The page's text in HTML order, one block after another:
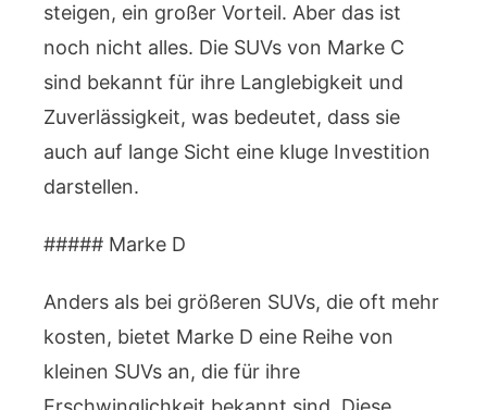
steigen, ein großer Vorteil. Aber das ist
noch nicht alles. Die SUVs von Marke C
sind bekannt für ihre Langlebigkeit und
Zuverlässigkeit, was bedeutet, dass sie
auch auf lange Sicht eine kluge Investition
darstellen.
##### Marke D
Anders als bei größeren SUVs, die oft mehr
kosten, bietet Marke D eine Reihe von
kleinen SUVs an, die für ihre